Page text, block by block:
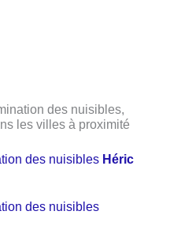
des nuisibles,
les villes à proximité
des nuisibles Héric
des nuisibles